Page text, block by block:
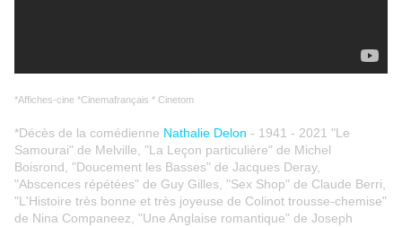
*Affiches-cine *Cinemafrançais * Cinetom
*Décès de la comédienne Nathalie Delon - 1941 - 2021 "Le
Samourai" de Melville, "La Leçon particulière" de Michel
Boisrond, "Doucement les Basses" de Jacques Deray,
"Abscences répétées" de Guy Gilles, "Sex Shop" de Claude Berri,
"L'Histoire très bonne et très joyeuse de Colinot trousse-chemise"
de Nina Companeez, "Une Anglaise romantique" de Joseph